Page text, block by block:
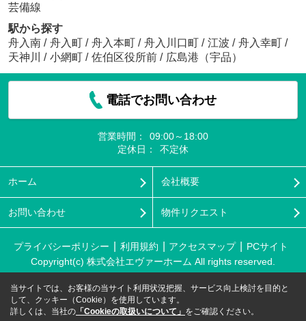
芸備線
駅から探す
舟入南 / 舟入町 / 舟入本町 / 舟入川口町 / 江波 / 舟入幸町 /
天神川
/ 小網町 / 佐伯区役所前 / 広島港（宇品）
電話でお問い合わせ
営業時間：
09:00～18:00
定休日：
不定休
ホーム 会社概要
お問い合わせ 物件リクエスト
プライバシーポリシー 利用規約 アクセスマップ
PCサイト
Copyright(c) 株式会社エヴァーホーム All rights reserved.
当サイトでは、お客様の当サイト利用状況把握、サービス向上検討を目的と
して、クッキー（Cookie）を使用しています。
詳しくは、当社の 「Cookieの取扱いについて」 をご確認ください。